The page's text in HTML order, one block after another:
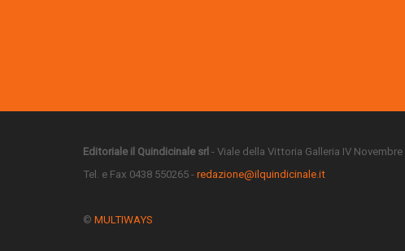
Editoriale il Quindicinale srl - Viale della Vittoria Galleria IV
Tel. e Fax 0438 550265 - redazione@ilquindicinale.it
© MULTIWAYS